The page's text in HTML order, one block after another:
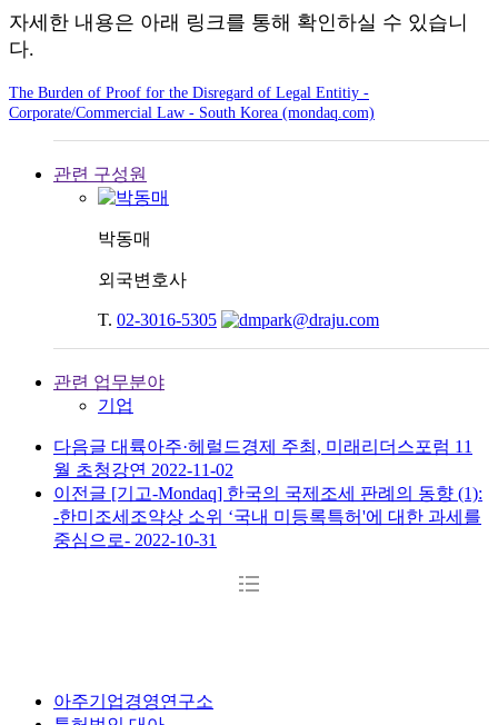
자세한 내용은 아래 링크를 통해 확인하실 수 있습니
다.
The Burden of Proof for the Disregard of Legal Entitiy -
Corporate/Commercial Law - South Korea (mondaq.com)
관련 구성원
박동매
외국변호사
T. 02-3016-5305
관련 업무분야
기업
다음글 대륙아주·헤럴드경제 주최, 미래리더스포럼 11
월 초청강연 2022-11-02
이전글 [기고-Mondaq] 한국의 국제조세 판례의 동향 (1):
-한미조세조약상 소위 ‘국내 미등록특허'에 대한 과세를
중심으로- 2022-10-31
아주기업경영연구소